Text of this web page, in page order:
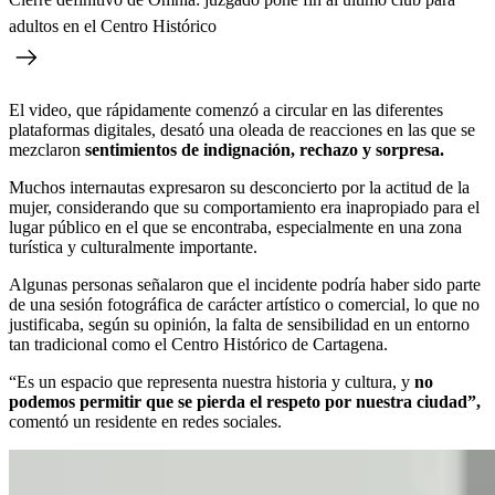
adultos en el Centro Histórico
El video, que rápidamente comenzó a circular en las diferentes
plataformas digitales, desató una oleada de reacciones en las que se
mezclaron sentimientos de indignación, rechazo y sorpresa.
Muchos internautas expresaron su desconcierto por la actitud de la
mujer, considerando que su comportamiento era inapropiado para el
lugar público en el que se encontraba, especialmente en una zona
turística y culturalmente importante.
Algunas personas señalaron que el incidente podría haber sido parte
de una sesión fotográfica de carácter artístico o comercial, lo que no
justificaba, según su opinión, la falta de sensibilidad en un entorno
tan tradicional como el Centro Histórico de Cartagena.
“Es un espacio que representa nuestra historia y cultura, y no
podemos permitir que se pierda el respeto por nuestra ciudad”,
comentó un residente en redes sociales.